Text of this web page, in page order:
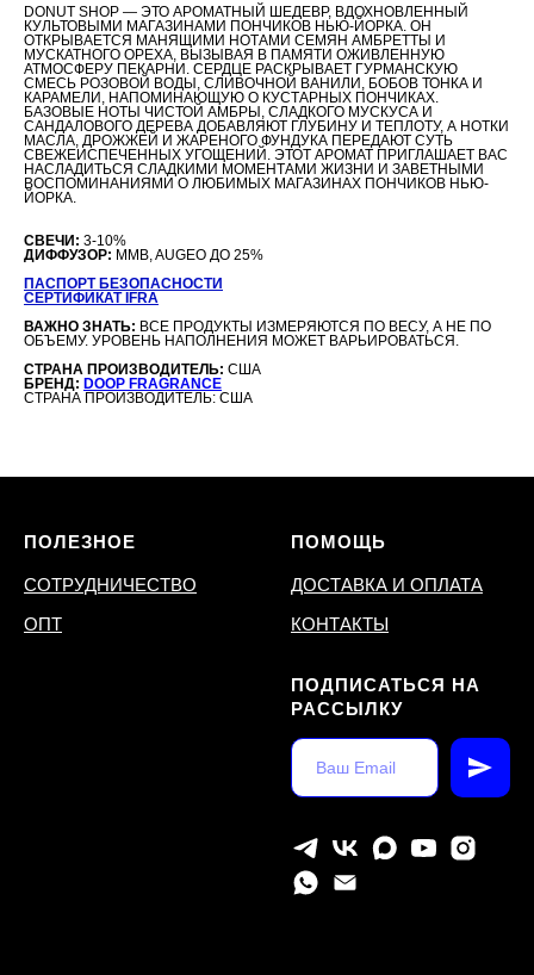
DONUT SHOP — ЭТО АРОМАТНЫЙ ШЕДЕВР, ВДОХНОВЛЕННЫЙ
КУЛЬТОВЫМИ МАГАЗИНАМИ ПОНЧИКОВ НЬЮ-ЙОРКА. ОН
ОТКРЫВАЕТСЯ МАНЯЩИМИ НОТАМИ СЕМЯН АМБРЕТТЫ И
МУСКАТНОГО ОРЕХА, ВЫЗЫВАЯ В ПАМЯТИ ОЖИВЛЕННУЮ
АТМОСФЕРУ ПЕКАРНИ. СЕРДЦЕ РАСКРЫВАЕТ ГУРМАНСКУЮ
СМЕСЬ РОЗОВОЙ ВОДЫ, СЛИВОЧНОЙ ВАНИЛИ, БОБОВ ТОНКА И
КАРАМЕЛИ, НАПОМИНАЮЩУЮ О КУСТАРНЫХ ПОНЧИКАХ.
БАЗОВЫЕ НОТЫ ЧИСТОЙ АМБРЫ, СЛАДКОГО МУСКУСА И
САНДАЛОВОГО ДЕРЕВА ДОБАВЛЯЮТ ГЛУБИНУ И ТЕПЛОТУ, А НОТКИ
МАСЛА, ДРОЖЖЕЙ И ЖАРЕНОГО ФУНДУКА ПЕРЕДАЮТ СУТЬ
СВЕЖЕИСПЕЧЕННЫХ УГОЩЕНИЙ. ЭТОТ АРОМАТ ПРИГЛАШАЕТ ВАС
НАСЛАДИТЬСЯ СЛАДКИМИ МОМЕНТАМИ ЖИЗНИ И ЗАВЕТНЫМИ
ВОСПОМИНАНИЯМИ О ЛЮБИМЫХ МАГАЗИНАХ ПОНЧИКОВ НЬЮ-
ЙОРКА.
СВЕЧИ: 3-10%
ДИФФУЗОР: MMB, AUGEO ДО 25%
ПАСПОРТ БЕЗОПАСНОСТИ
СЕРТИФИКАТ IFRA
ВАЖНО ЗНАТЬ: ВСЕ ПРОДУКТЫ ИЗМЕРЯЮТСЯ ПО ВЕСУ, А НЕ ПО
ОБЪЕМУ. УРОВЕНЬ НАПОЛНЕНИЯ МОЖЕТ ВАРЬИРОВАТЬСЯ.
СТРАНА ПРОИЗВОДИТЕЛЬ: США
БРЕНД: DOOP FRAGRANCE
СТРАНА ПРОИЗВОДИТЕЛЬ: США
ПОЛЕЗНОЕ
СОТРУДНИЧЕСТВО
ОПТ
ПОМОЩЬ
ДОСТАВКА И ОПЛАТА
КОНТАКТЫ
ПОДПИСАТЬСЯ НА
РАССЫЛКУ